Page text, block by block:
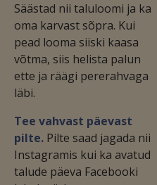
Säästad nii taluloomi ja ka
oma karvast sõpra. Kui
pead looma siiski kaasa
võtma, siis helista palun
ette ja räägi pererahvaga
läbi.
Tee vahvast päevast
pilte. Pilte saad jagada nii
Instagramis kui ka avatud
talude päeva Facebooki